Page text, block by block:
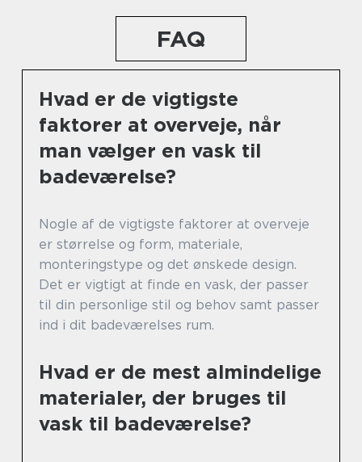
FAQ
Hvad er de vigtigste
faktorer at overveje, når
man vælger en vask til
badeværelse?
Nogle af de vigtigste faktorer at overveje
er størrelse og form, materiale,
monteringstype og det ønskede design.
Det er vigtigt at finde en vask, der passer
til din personlige stil og behov samt passer
ind i dit badeværelses rum.
Hvad er de mest almindelige
materialer, der bruges til
vask til badeværelse?